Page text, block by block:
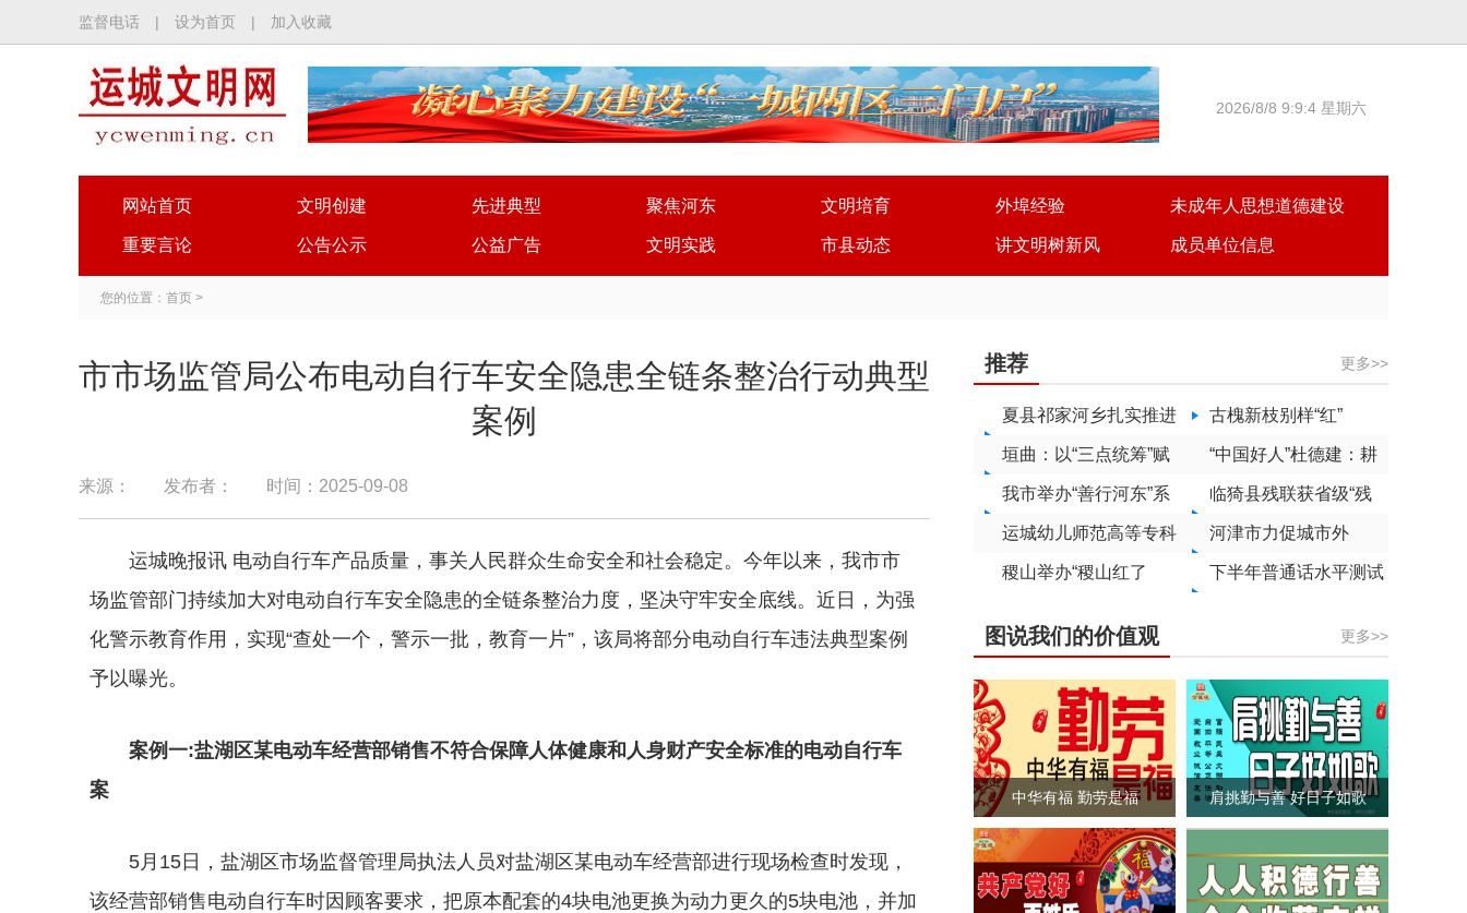
监督电话 | 设为首页 | 加入收藏
2026/8/8 9:9:4 星期六
网站首页
重要言论
文明创建
公告公示
先进典型
公益广告
聚焦河东
文明实践
文明培育
市县动态
外埠经验
讲文明树新风
未成年人思想道德建设
成员单位信息
您的位置： 首页 >
市市场监管局公布电动自行车安全隐患全链条整治行动典型
案例
来源： 发布者： 时间：2025-09-08
运城晚报讯 电动自行车产品质量，事关人民群众生命安全和社会稳定。今年以来，我市市
场监管部门持续加大对电动自行车安全隐患的全链条整治力度，坚决守牢安全底线。近日，为强
化警示教育作用，实现“查处一个，警示一批，教育一片”，该局将部分电动自行车违法典型案例
予以曝光。
案例一:盐湖区某电动车经营部销售不符合保障人体健康和人身财产安全标准的电动自行车
案
5月15日，盐湖区市场监督管理局执法人员对盐湖区某电动车经营部进行现场检查时发现，
该经营部销售电动自行车时因顾客要求，把原本配套的4块电池更换为动力更久的5块电池，并加
推荐 更多>>
夏县祁家河乡扎实推进
居民素质提升工程
古槐新枝别样“红”
垣曲：以“三点统筹”赋
能社区治理
“中国好人”杜德建：耕
耘40余载，
筑起一座“精神粮仓”
我市举办“善行河东”系
列之慈善法专题培训
临猗县残联获省级“残
疾人之家”称号
运城幼儿师范高等专科
学校勇夺世界职业院校
河津市力促城市外
增“颜值”内提“气质”
稷山举办“稷山红了
训班
下半年普通话水平测试
图说我们的价值观 更多>>
中华有福 勤劳是福 肩挑勤与善 好日子如歌